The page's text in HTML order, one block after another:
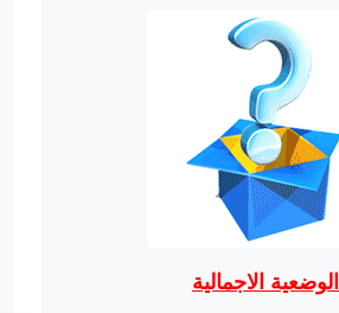
الوضعية الاجمالية